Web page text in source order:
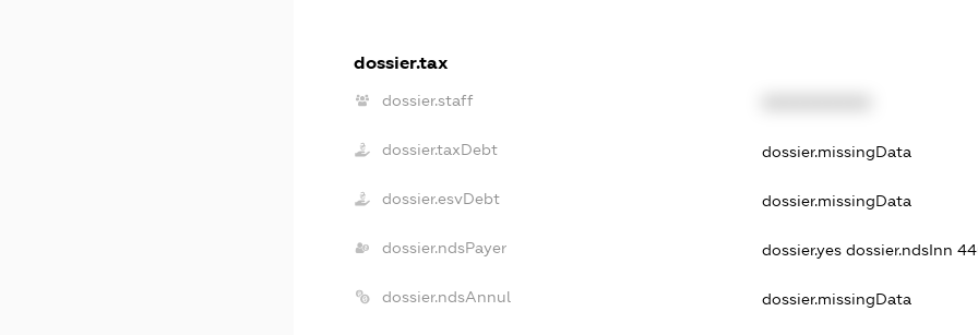
dossier.tax
dossier.staff
dossier.taxDebt dossier.missingData
dossier.esvDebt dossier.missingData
dossier.ndsPayer dossier.yes dossier.ndsInn
dossier.ndsAnnul dossier.missingData